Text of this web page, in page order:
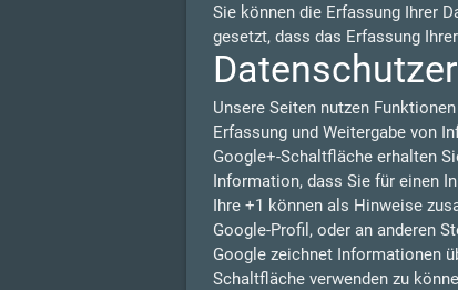
Sie können die Erfassung Ihrer
gesetzt, dass das Erfassung
Unsere Seiten nutzen
Erfassung und Weitergabe von
Google+-Schaltfläche erhalten
Information, dass Sie für einen
Ihre +1 können als Hinweise
Google-Profil, oder an anderen
Google zeichnet Informationen
Schaltfläche verwenden zu